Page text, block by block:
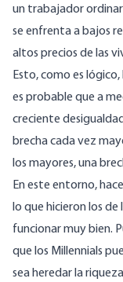
un trabajador
se enfrenta a bajos
altos precios de las
Esto, como es
es probable que a
creciente
brecha cada vez
los mayores, una
En este entorno,
lo que hicieron los
funcionar muy bien.
que los Millennials
sea heredar la